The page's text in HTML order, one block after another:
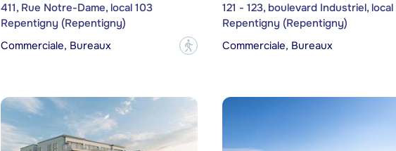
411, Rue Notre-Dame, local 103
Repentigny (Repentigny)
Commerciale, Bureaux
?
Repentigny (Repentigny)
Commerciale, Bureaux